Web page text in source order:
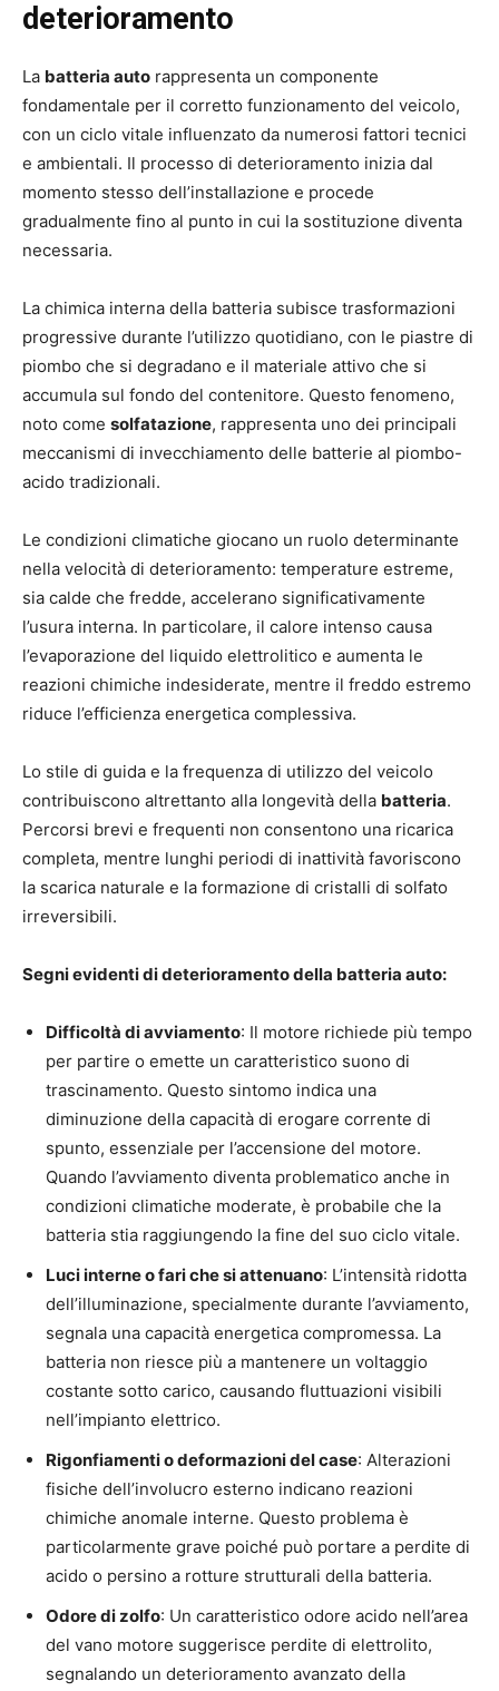
deterioramento
La batteria auto rappresenta un componente
fondamentale per il corretto funzionamento del veicolo,
con un ciclo vitale influenzato da numerosi fattori tecnici
e ambientali. Il processo di deterioramento inizia dal
momento stesso dell’installazione e procede
gradualmente fino al punto in cui la sostituzione diventa
necessaria.
La chimica interna della batteria subisce trasformazioni
progressive durante l’utilizzo quotidiano, con le piastre di
piombo che si degradano e il materiale attivo che si
accumula sul fondo del contenitore. Questo fenomeno,
noto come solfatazione, rappresenta uno dei principali
meccanismi di invecchiamento delle batterie al piombo-
acido tradizionali.
Le condizioni climatiche giocano un ruolo determinante
nella velocità di deterioramento: temperature estreme,
sia calde che fredde, accelerano significativamente
l’usura interna. In particolare, il calore intenso causa
l’evaporazione del liquido elettrolitico e aumenta le
reazioni chimiche indesiderate, mentre il freddo estremo
riduce l’efficienza energetica complessiva.
Lo stile di guida e la frequenza di utilizzo del veicolo
contribuiscono altrettanto alla longevità della batteria.
Percorsi brevi e frequenti non consentono una ricarica
completa, mentre lunghi periodi di inattività favoriscono
la scarica naturale e la formazione di cristalli di solfato
irreversibili.
Segni evidenti di deterioramento della batteria auto:
Difficoltà di avviamento: Il motore richiede più tempo
per partire o emette un caratteristico suono di
trascinamento. Questo sintomo indica una
diminuzione della capacità di erogare corrente di
spunto, essenziale per l’accensione del motore.
Quando l’avviamento diventa problematico anche in
condizioni climatiche moderate, è probabile che la
batteria stia raggiungendo la fine del suo ciclo vitale.
Luci interne o fari che si attenuano: L’intensità ridotta
dell’illuminazione, specialmente durante l’avviamento,
segnala una capacità energetica compromessa. La
batteria non riesce più a mantenere un voltaggio
costante sotto carico, causando fluttuazioni visibili
nell’impianto elettrico.
Rigonfiamenti o deformazioni del case: Alterazioni
fisiche dell’involucro esterno indicano reazioni
chimiche anomale interne. Questo problema è
particolarmente grave poiché può portare a perdite di
acido o persino a rotture strutturali della batteria.
Odore di zolfo: Un caratteristico odore acido nell’area
del vano motore suggerisce perdite di elettrolito,
segnalando un deterioramento avanzato della